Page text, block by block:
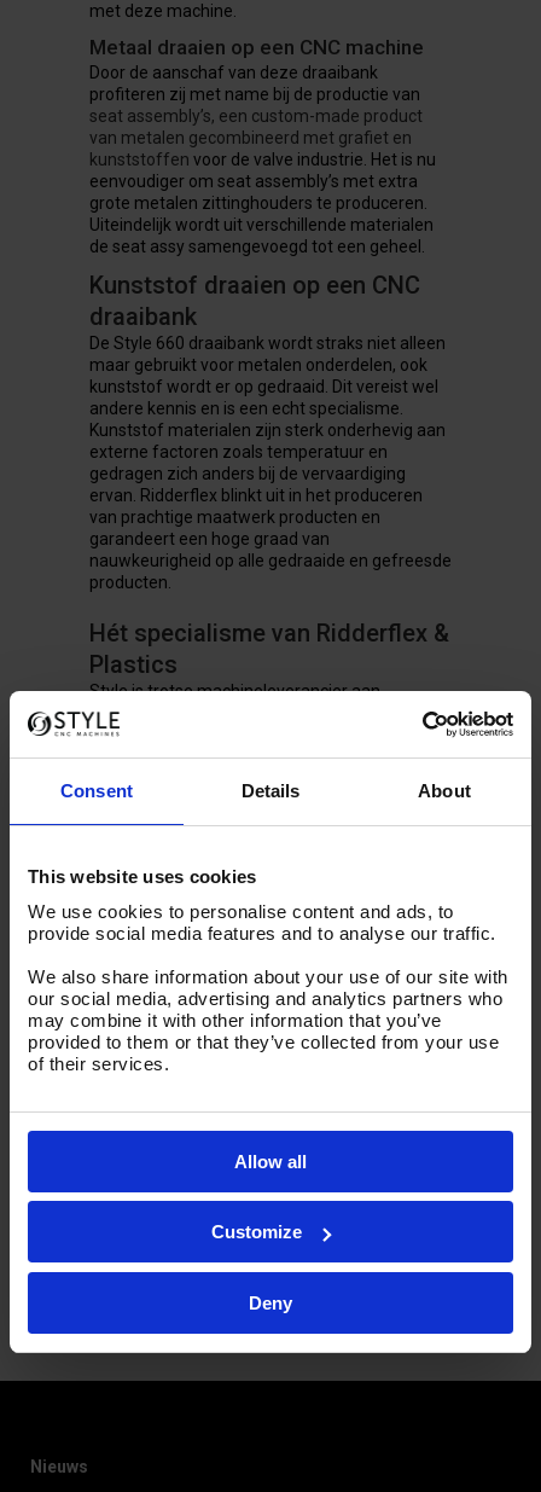
Consent Details About
This website uses cookies
We use cookies to personalise content and ads, to
provide social media features and to analyse our traffic.
We also share information about your use of our site with
our social media, advertising and analytics partners who
may combine it with other information that you’ve
provided to them or that they’ve collected from your use
of their services.
Allow all
Customize
Deny
met deze machine.
Metaal draaien op een CNC machine
Door de aanschaf van deze draaibank
profiteren zij met name bij de productie van
seat assembly’s, een custom-made product
van metalen gecombineerd met grafiet en
kunststoffen voor de valve industrie. Het is nu
eenvoudiger om seat assembly’s met extra
grote metalen zittinghouders te produceren.
Uiteindelijk wordt uit verschillende materialen
de seat assy samengevoegd tot een geheel.
Kunststof draaien op een CNC
draaibank
De Style 660 draaibank wordt straks niet alleen
maar gebruikt voor metalen onderdelen, ook
kunststof wordt er op gedraaid. Dit vereist wel
andere kennis en is een echt specialisme.
Kunststof materialen zijn sterk onderhevig aan
externe factoren zoals temperatuur en
gedragen zich anders bij de vervaardiging
ervan. Ridderflex blinkt uit in het produceren
van prachtige maatwerk producten en
garandeert een hoge graad van
nauwkeurigheid op alle gedraaide en gefreesde
producten.
Hét specialisme van Ridderflex &
Plastics
Style is trotse machineleverancier aan
Ridderflex, een partij die zich heeft
gespecialiseerd in kunststof draaien en frezen.
Als u op zoek bent naar technische maatwerk
freeswerk, kunnen wij hen van harte
aanbevelen.Voor meer informatie, bezoek dan
de website vanRidderflex &
STYLE 660 CNC draaibank
Kunststof spanen op een draaibank
Nieuws